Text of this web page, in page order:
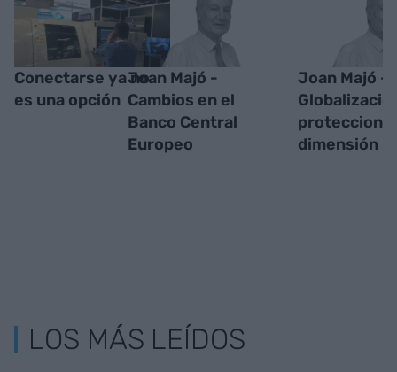
Conectarse ya no
es una opción
Joan Majó -
Cambios en el
Banco Central
Europeo
Joan Majó -
dimensión
LOS MÁS LEÍDOS